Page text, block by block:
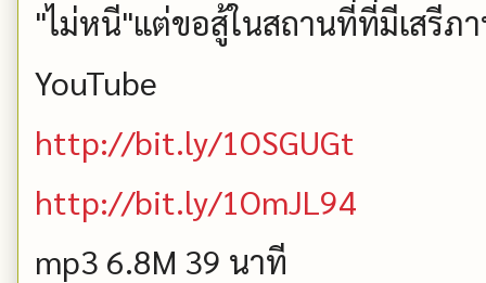
"ไม่หนี"แต่ขอสู้ในสถานที่ที่มีเสรีภ
YouTube
http://bit.ly/1OSGUGt
http://bit.ly/1OmJL94
mp3 6.8M 39 นาที